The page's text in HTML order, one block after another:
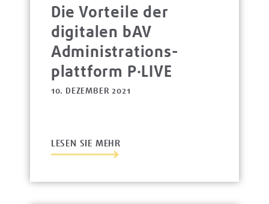
Die Vorteile der
digitalen bAV
Administrations­
platt­form P·LIVE
10. DEZEMBER 2021
LESEN SIE MEHR